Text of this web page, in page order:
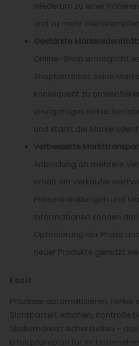
wiederum zu einer
und zu mehr
Gestärkte Markenidentität:
Online-Shop ermöglicht
Shopbetreiber, seine
konsequent zu
einzigartiges
und stärkt die
Verbesserte
Anbindung an mehrere
erhält ein Verkäufer
Preisentwicklungen und
Informationen können
Optimierung der Preise
neuer Produkte genutzt
Fazit
Prozesse automatisieren, Fehler
Sichtbarkeit erhöhen, Kontrolle
Skalierbarkeit sicherstellen –
Erfolgsfahrplan für Ihr